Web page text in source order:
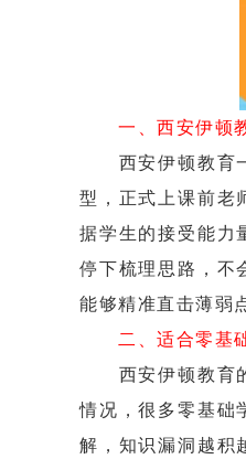
一、西安伊顿教
西安伊顿教育一
型，正式上课前老
据学生的接受能力
停下梳理思路，不
能够精准直击薄弱
二、适合零基
西安伊顿教育的
情况，很多零基础
解，知识漏洞越积